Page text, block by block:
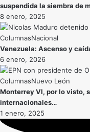
suspendida la siembra de
8 enero, 2025
Nacional
Venezuela: Ascenso y
6 enero, 2026
Nuevo León
Monterrey VI, por lo visto,
internacionales…
1 enero, 2025